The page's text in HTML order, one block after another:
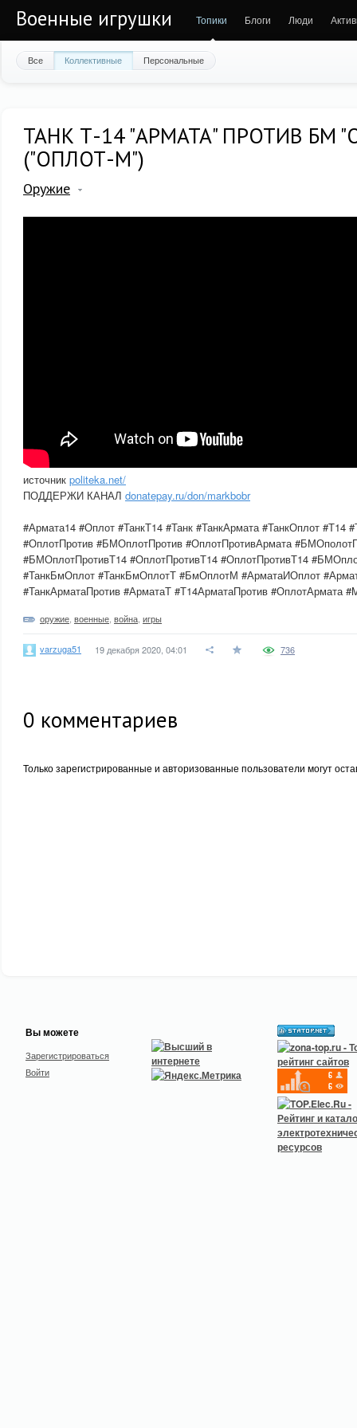
Военные игрушки Топики Блоги Люди
Все Коллективные Персональные
ТАНК Т-14 "АРМАТА" ПРОТИВ БМ
("ОПЛОТ-М")
Оружие
источник politeka.net/
ПОДДЕРЖИ КАНАЛ donatepay.ru/don/markbobr
#Армата14 #Оплот #ТанкТ14 #Танк #ТанкАрмата #ТанкОплот #Т14
#ОплотПротив #БМОплотПротив #ОплотПротивАрмата
#БМОплотПротивТ14 #ОплотПротивТ14 #ОплотПротивТ14
#ТанкБмОплот #ТанкБмОплотТ #БмОплотМ #АрматаИОплот
#ТанкАрматаПротив #АрматаТ #Т14АрматаПротив #ОплотАрмата
оружие военные война игры
varzuga51 19 декабря 2020, 04:01 736
0 комментариев
Только зарегистрированные и авторизованные пользователи могут
Вы можете
Зарегистрироваться
Войти